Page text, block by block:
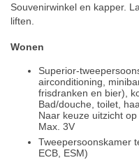
Souvenirwinkel en kapper.
liften.
Wonen
Superior-
airconditioning,
frisdranken en bier),
Bad/douche, toilet,
Naar keuze uitzicht
Max. 3V
Tweepersoonskamer
ECB, ESM)